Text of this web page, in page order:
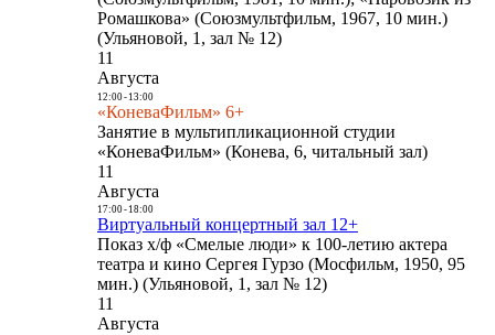
Ромашкова» (Союзмультфильм, 1967, 10 мин.)
(Ульяновой, 1, зал № 12)
11
Августа
12:00- 13:00
«КоневаФильм» 6+
Занятие в мультипликационной студии
«КоневаФильм» (Конева, 6, читальный зал)
11
Августа
17:00- 18:00
Виртуальный концертный зал 12+
Показ х/ф «Смелые люди» к 100-летию актера
театра и кино Сергея Гурзо (Мосфильм, 1950, 95
мин.) (Ульяновой, 1, зал № 12)
11
Августа